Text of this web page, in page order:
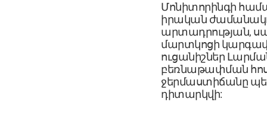
Մոնիտորինգի
իրական
արտադրության,
մարտկոցի
ուցանիշներ
բեռնաթափման
ջերմաստիճանը
դիտարկվի: